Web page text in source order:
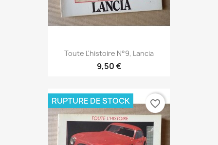
Toute L'histoire N°9, Lancia
9,50 €
RUPTURE DE STOCK favorite_border